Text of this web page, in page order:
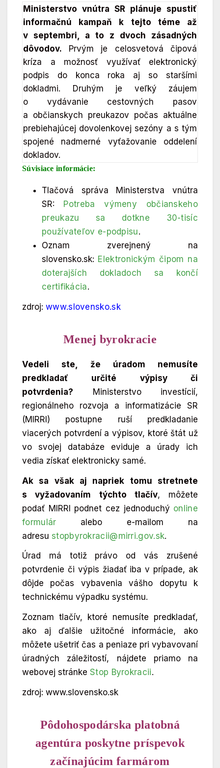
Ministerstvo vnútra SR plánuje spustiť
informačnú kampaň k tejto téme až
v septembri, a to z dvoch zásadných
dôvodov.
Prvým je celosvetová čipová
kríza a možnosť využívať elektronický
podpis do konca roka aj so staršími
dokladmi. Druhým je veľký záujem
o vydávanie cestovných pasov
a občianskych preukazov počas aktuálne
prebiehajúcej dovolenkovej sezóny a s tým
spojené nadmerné vyťažovanie oddelení
dokladov.
Súvisiace informácie:
Tlačová správa Ministerstva vnútra
SR: Potreba výmeny občianskeho
preukazu sa dotkne 30-tisíc
používateľov e-podpisu.
Oznam zverejnený na
slovensko.sk: Elektronickým čipom na
doterajších dokladoch sa končí
certifikácia.
zdroj: www.slovensko.sk
Menej byrokracie
Vedeli ste, že úradom nemusíte
predkladať určité výpisy či
potvrdenia? Ministerstvo investícií,
regionálneho rozvoja a informatizácie SR
(MIRRI) postupne ruší predkladanie
viacerých potvrdení a výpisov, ktoré štát už
vo svojej databáze eviduje a úrady ich
vedia získať elektronicky samé.
Ak sa však aj napriek tomu stretnete
s vyžadovaním týchto tlačív, môžete
podať MIRRI podnet cez jednoduchý online
formulár alebo e-mailom na
adresu stopbyrokracii@mirri.gov.sk.
Úrad má totiž právo od vás zrušené
potvrdenie či výpis žiadať iba v prípade, ak
dôjde počas vybavenia vášho dopytu k
technickému výpadku systému.
Zoznam tlačív, ktoré nemusíte predkladať,
ako aj ďalšie užitočné informácie, ako
môžete ušetriť čas a peniaze pri vybavovaní
úradných záležitostí, nájdete priamo na
webovej stránke Stop Byrokracii.
zdroj: www.slovensko.sk
Pôdohospodárska platobná
agentúra poskytne príspevok
začínajúcim farmárom